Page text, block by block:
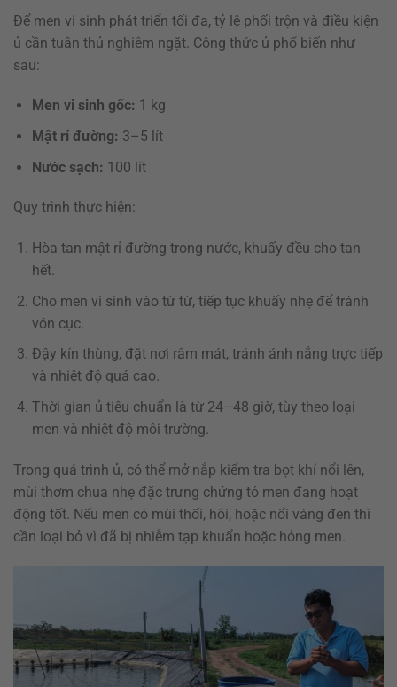
Để men vi sinh phát triển tối đa, tỷ lệ phối trộn và điều kiện
ủ cần tuân thủ nghiêm ngặt. Công thức ủ phổ biến như
sau:
Men vi sinh gốc: 1 kg
Mật rỉ đường: 3–5 lít
Nước sạch: 100 lít
Quy trình thực hiện:
Hòa tan mật rỉ đường trong nước, khuấy đều cho tan
hết.
Cho men vi sinh vào từ từ, tiếp tục khuấy nhẹ để tránh
vón cục.
Đậy kín thùng, đặt nơi râm mát, tránh ánh nắng trực tiếp
và nhiệt độ quá cao.
Thời gian ủ tiêu chuẩn là từ 24–48 giờ, tùy theo loại
men và nhiệt độ môi trường.
Trong quá trình ủ, có thể mở nắp kiểm tra bọt khí nổi lên,
mùi thơm chua nhẹ đặc trưng chứng tỏ men đang hoạt
động tốt. Nếu men có mùi thối, hôi, hoặc nổi váng đen thì
cần loại bỏ vì đã bị nhiễm tạp khuẩn hoặc hỏng men.